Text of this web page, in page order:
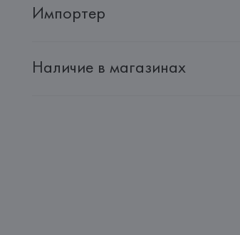
Импортер
Адрес: Республика Беларусь, 220030, г.
Наличие в магазинах